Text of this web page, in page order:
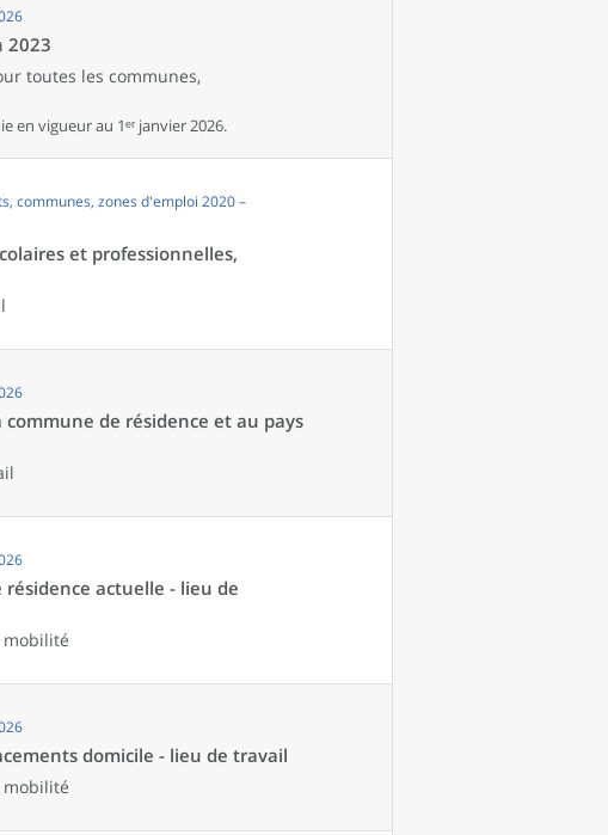
2023
toutes les communes,
en vigueur au 1ᵉʳ janvier 2026.
communes, zones d'emploi 2020 –
et professionnelles,
de résidence et au pays
actuelle - lieu de
mobilité
domicile - lieu de travail
mobilité